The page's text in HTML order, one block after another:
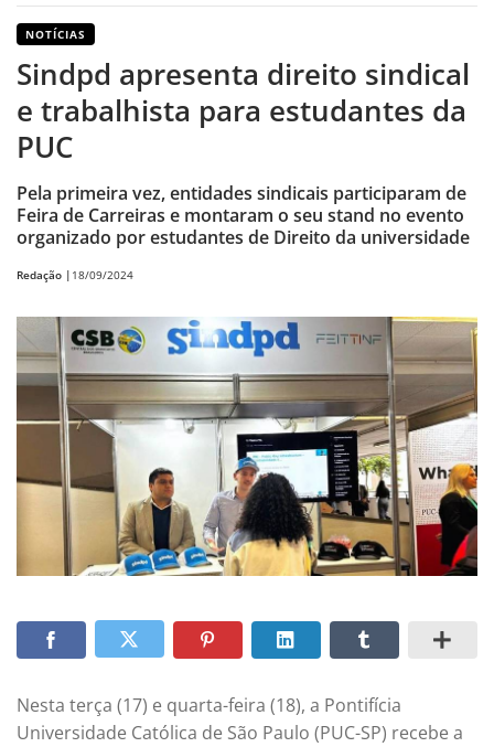
NOTÍCIAS
Sindpd apresenta direito sindical
e trabalhista para estudantes da
PUC
Pela primeira vez, entidades sindicais participaram de
Feira de Carreiras e montaram o seu stand no evento
organizado por estudantes de Direito da universidade
Redação | 18/09/2024
Nesta terça (17) e quarta-feira (18), a Pontifícia
Universidade Católica de São Paulo (PUC-SP) recebe a